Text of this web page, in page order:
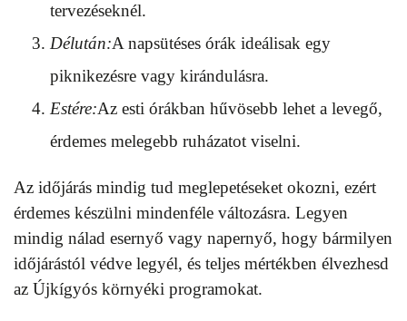
tervezéseknél.
Délután:A napsütéses órák ideálisak egy
piknikezésre vagy kirándulásra.
Estére:Az esti órákban hűvösebb lehet a levegő,
érdemes melegebb ruházatot viselni.
Az időjárás mindig tud meglepetéseket okozni, ezért
érdemes készülni mindenféle változásra. Legyen
mindig nálad esernyő vagy napernyő, hogy bármilyen
időjárástól védve legyél, és teljes mértékben élvezhesd
az Újkígyós környéki programokat.